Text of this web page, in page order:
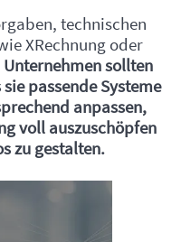
technischen
XRechnung oder
Unternehmen sollten
passende Systeme
anpassen,
voll auszuschöpfen
zu gestalten.